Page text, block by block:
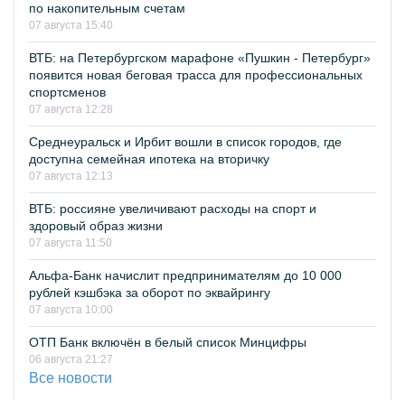
по накопительным счетам
07 августа 15:40
ВТБ: на Петербургском марафоне «Пушкин - Петербург»
появится новая беговая трасса для профессиональных
спортсменов
07 августа 12:28
Среднеуральск и Ирбит вошли в список городов, где
доступна семейная ипотека на вторичку
07 августа 12:13
ВТБ: россияне увеличивают расходы на спорт и
здоровый образ жизни
07 августа 11:50
Альфа-Банк начислит предпринимателям до 10 000
рублей кэшбэка за оборот по эквайрингу
07 августа 10:00
ОТП Банк включён в белый список Минцифры
06 августа 21:27
Все новости